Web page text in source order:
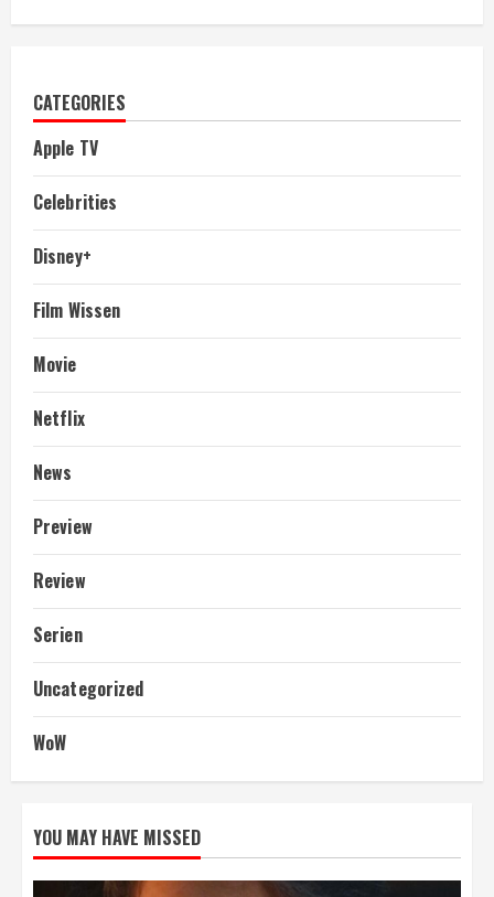
CATEGORIES
Apple TV
Celebrities
Disney+
Film Wissen
Movie
Netflix
News
Preview
Review
Serien
Uncategorized
WoW
YOU MAY HAVE MISSED